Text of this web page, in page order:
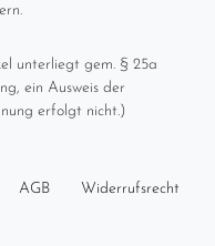
unterliegt gem. § 25a
ein Ausweis der
erfolgt nicht.)
AGB Widerrufs­recht